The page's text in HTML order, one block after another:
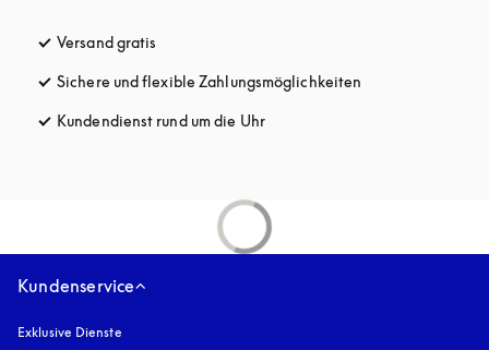
Versand gratis
Sichere und flexible Zahlungsmöglichkeiten
Kundendienst rund um die Uhröffnet sich in einem neuen Tab
Kundenservice
Exklusive Dienste